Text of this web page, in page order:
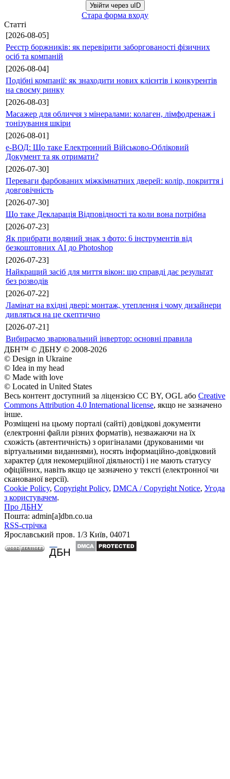
Увійти через uID
Стара форма входу
Статті
[2026-08-05]
Реєстр боржників: як перевірити заборгованості фізичних
осіб та компаній
[2026-08-04]
Подібні компанії: як знаходити нових клієнтів і конкурентів
на своєму ринку
[2026-08-03]
Масажер для обличчя з мінералами: колаген, лімфодренаж і
тонізування шкіри
[2026-08-01]
е-ВОД: Що таке Електронний Військово-Обліковий
Документ та як отримати?
[2026-07-30]
Переваги фарбованих міжкімнатних дверей: колір, покриття і
довговічність
[2026-07-30]
Що таке Декларація Відповідності та коли вона потрібна
[2026-07-23]
Як прибрати водяний знак з фото: 6 інструментів від
безкоштовних AI до Photoshop
[2026-07-23]
Найкращий засіб для миття вікон: що справді дає результат
без розводів
[2026-07-22]
Ламінат на вхідні двері: монтаж, утеплення і чому дизайнери
дивляться на це скептично
[2026-07-21]
Вибираємо зварювальний інвертор: основні правила
ДБН™ © ДБНУ © 2008-2026
© Design in Ukraine
© Idea in my head
© Made with love
© Located in United States
Весь контент доступний за ліцензією CC BY, OGL або Creative
Commons Attribution 4.0 International license, якщо не зазначено
інше.
Розміщені на цьому порталі (сайті) довідкові документи
(електронні файли різних форматів), незважаючи на їх
схожість (автентичність) з оригіналами (друкованими чи
віртуальними виданнями), носять інформаційно-довідковий
характер (для некомерційної діяльності) і не мають статусу
офіційних, навіть якщо це зазначено у тексті (електронної чи
сканованої версії).
Cookie Policy, Copyright Policy, DMCA / Copyright Notice, Угода
з користувачем.
Про ДБНУ
Пошта: admin[а]dbn.co.ua
RSS-стрічка
Ярославський пров. 1/3 Київ, 04071